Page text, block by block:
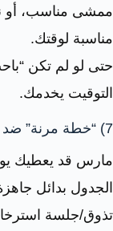
ممشى مناسب، أو
مناسبة لوقتك.
حتى لو لم تكن
التوقيت يخدمك.
7) “خطة مرنة” ضد مفاجآت مارس: بدائل جاهزة ✅
مارس قد يعطيك
الجدول بدائل
تذوق/جلسة